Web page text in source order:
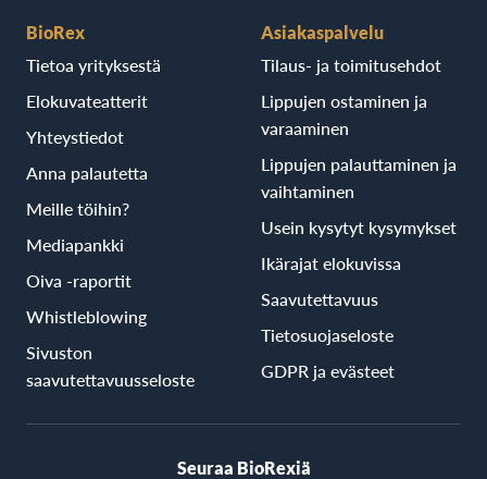
BioRex
Tietoa yrityksestä
Elokuvateatterit
Yhteystiedot
Anna palautetta
Meille töihin?
Mediapankki
Oiva -raportit
Whistleblowing
Sivuston
saavutettavuusseloste
Asiakaspalvelu
Tilaus- ja toimitusehdot
Lippujen ostaminen ja
varaaminen
Lippujen palauttaminen ja
vaihtaminen
Usein kysytyt kysymykset
Ikärajat elokuvissa
Saavutettavuus
Tietosuojaseloste
GDPR ja evästeet
Seuraa BioRexiä